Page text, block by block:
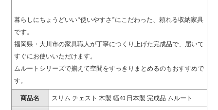
暮らしにちょうどいい“使いやすさ”にこだわった、頼れる収納家具
です。
福岡県・大川市の家具職人が丁寧につくり上げた完成品で、届いて
すぐにお使いいただけます。
ムルートシリーズで揃えて空間をすっきりまとめるのもおすすめで
す。
商品名 スリム チェスト 木製 幅40 日本製 完成品 ムルート